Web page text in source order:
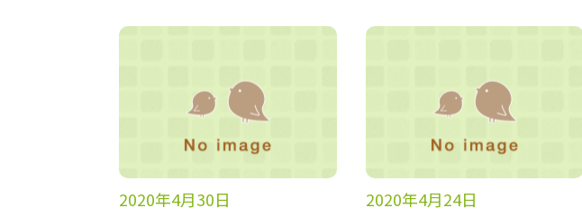
2020年4月30日 2020年4月24日